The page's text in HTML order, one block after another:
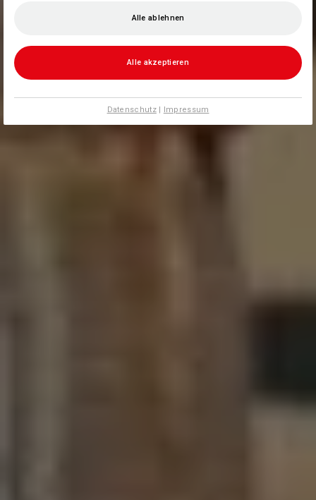
Alle ablehnen
Alle akzeptieren
Datenschutz| Impressum